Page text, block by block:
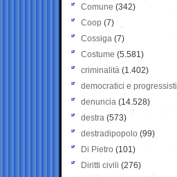
Comune (342)
Coop (7)
Cossiga (7)
Costume (5.581)
criminalità (1.402)
democratici e progressisti
denuncia (14.528)
destra (573)
destradipopolo (99)
Di Pietro (101)
Diritti civili (276)